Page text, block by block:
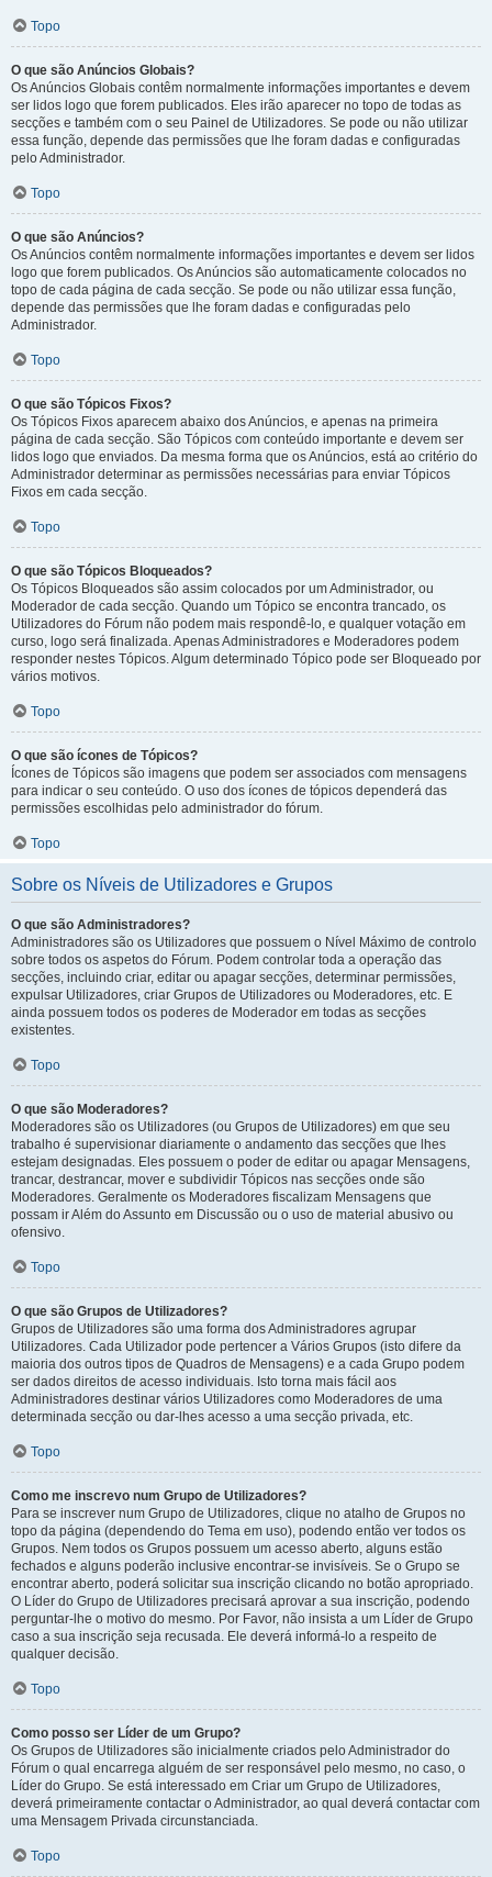
Topo
O que são Anúncios Globais?
Os Anúncios Globais contêm normalmente informações importantes e devem
ser lidos logo que forem publicados. Eles irão aparecer no topo de todas as
secções e também com o seu Painel de Utilizadores. Se pode ou não utilizar
essa função, depende das permissões que lhe foram dadas e configuradas
pelo Administrador.
Topo
O que são Anúncios?
Os Anúncios contêm normalmente informações importantes e devem ser lidos
logo que forem publicados. Os Anúncios são automaticamente colocados no
topo de cada página de cada secção. Se pode ou não utilizar essa função,
depende das permissões que lhe foram dadas e configuradas pelo
Administrador.
Topo
O que são Tópicos Fixos?
Os Tópicos Fixos aparecem abaixo dos Anúncios, e apenas na primeira
página de cada secção. São Tópicos com conteúdo importante e devem ser
lidos logo que enviados. Da mesma forma que os Anúncios, está ao critério do
Administrador determinar as permissões necessárias para enviar Tópicos
Fixos em cada secção.
Topo
O que são Tópicos Bloqueados?
Os Tópicos Bloqueados são assim colocados por um Administrador, ou
Moderador de cada secção. Quando um Tópico se encontra trancado, os
Utilizadores do Fórum não podem mais respondê-lo, e qualquer votação em
curso, logo será finalizada. Apenas Administradores e Moderadores podem
responder nestes Tópicos. Algum determinado Tópico pode ser Bloqueado por
vários motivos.
Topo
O que são ícones de Tópicos?
Ícones de Tópicos são imagens que podem ser associados com mensagens
para indicar o seu conteúdo. O uso dos ícones de tópicos dependerá das
permissões escolhidas pelo administrador do fórum.
Topo
Sobre os Níveis de Utilizadores e Grupos
O que são Administradores?
Administradores são os Utilizadores que possuem o Nível Máximo de controlo
sobre todos os aspetos do Fórum. Podem controlar toda a operação das
secções, incluindo criar, editar ou apagar secções, determinar permissões,
expulsar Utilizadores, criar Grupos de Utilizadores ou Moderadores, etc. E
ainda possuem todos os poderes de Moderador em todas as secções
existentes.
Topo
O que são Moderadores?
Moderadores são os Utilizadores (ou Grupos de Utilizadores) em que seu
trabalho é supervisionar diariamente o andamento das secções que lhes
estejam designadas. Eles possuem o poder de editar ou apagar Mensagens,
trancar, destrancar, mover e subdividir Tópicos nas secções onde são
Moderadores. Geralmente os Moderadores fiscalizam Mensagens que
possam ir Além do Assunto em Discussão ou o uso de material abusivo ou
ofensivo.
Topo
O que são Grupos de Utilizadores?
Grupos de Utilizadores são uma forma dos Administradores agrupar
Utilizadores. Cada Utilizador pode pertencer a Vários Grupos (isto difere da
maioria dos outros tipos de Quadros de Mensagens) e a cada Grupo podem
ser dados direitos de acesso individuais. Isto torna mais fácil aos
Administradores destinar vários Utilizadores como Moderadores de uma
determinada secção ou dar-lhes acesso a uma secção privada, etc.
Topo
Como me inscrevo num Grupo de Utilizadores?
Para se inscrever num Grupo de Utilizadores, clique no atalho de Grupos no
topo da página (dependendo do Tema em uso), podendo então ver todos os
Grupos. Nem todos os Grupos possuem um acesso aberto, alguns estão
fechados e alguns poderão inclusive encontrar-se invisíveis. Se o Grupo se
encontrar aberto, poderá solicitar sua inscrição clicando no botão apropriado.
O Líder do Grupo de Utilizadores precisará aprovar a sua inscrição, podendo
perguntar-lhe o motivo do mesmo. Por Favor, não insista a um Líder de Grupo
caso a sua inscrição seja recusada. Ele deverá informá-lo a respeito de
qualquer decisão.
Topo
Como posso ser Líder de um Grupo?
Os Grupos de Utilizadores são inicialmente criados pelo Administrador do
Fórum o qual encarrega alguém de ser responsável pelo mesmo, no caso, o
Líder do Grupo. Se está interessado em Criar um Grupo de Utilizadores,
deverá primeiramente contactar o Administrador, ao qual deverá contactar com
uma Mensagem Privada circunstanciada.
Topo